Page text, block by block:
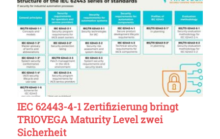
IEC 62443-4-1 Zertifizierung bringt
TRIOVEGA Maturity Level zwei
Sicherheit